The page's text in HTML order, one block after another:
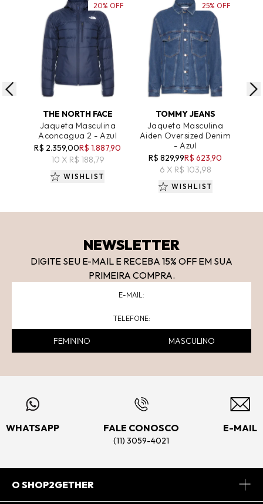
ADICIONAR AO CARRINHO
THE NORTH FACE
Jaqueta Masculina
Aconcagua 2 - Azul
R$ 2.359,00R$ 1.887,90
10 X R$ 188,79
20% OFF
WISHLIST
ADICIONAR AO CARRINHO
TOMMY JEANS
Jaqueta Masculina
Aiden Oversized Denim
- Azul
R$ 829,99R$ 623,90
6 X R$ 103,98
25% OFF
WISHLIST
NEWSLETTER
DIGITE SEU E-MAIL E RECEBA 15% OFF EM SUA
PRIMEIRA COMPRA.
FEMININO MASCULINO
WHATSAPP FALE CONOSCO
(11) 3059-4021
E-MAIL
O SHOP2GETHER